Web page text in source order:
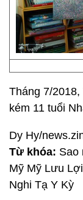
Tháng 7/
kém 11 tuổi
Dy Hy/
Từ khóa: Sao
Mỹ Mỹ Lưu
Nghi Tạ Y Kỳ